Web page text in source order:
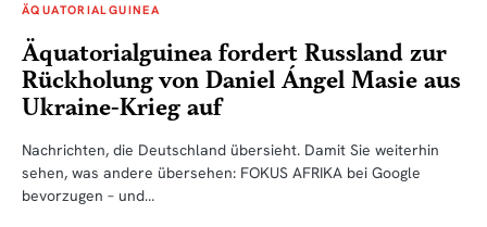
ÄQUATORIALGUINEA
Äquatorialguinea fordert Russland zur
Rückholung von Daniel Ángel Masie aus
Ukraine-Krieg auf
Nachrichten, die Deutschland übersieht. Damit Sie weiterhin
sehen, was andere übersehen: FOKUS AFRIKA bei Google
bevorzugen – und…